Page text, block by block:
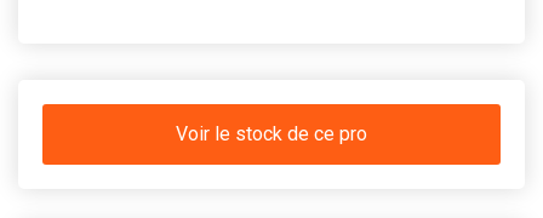
Voir le stock de ce pro